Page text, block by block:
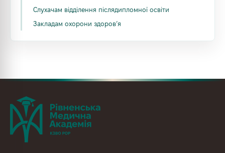
Слухачам відділення післядипломної освіти
Закладам охорони здоров’я